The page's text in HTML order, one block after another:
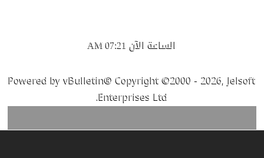
الساعة الآن 07:21 AM
Powered by vBulletin® Copyright ©2000 - 2026, Jelsoft
Enterprises Ltd.